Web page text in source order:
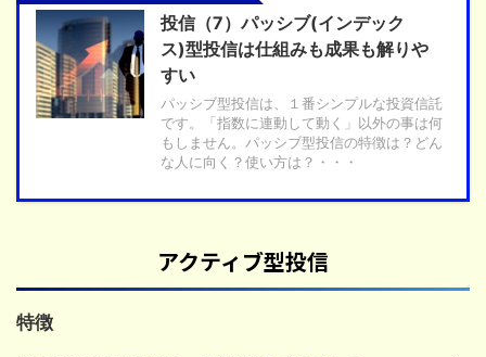
投信（7）パッシブ(インデック
ス)型投信は仕組みも成果も解りや
すい
パッシブ型投信は、１番シンプルな投資信託
です。「指数に連動して動く」以外の事は何
もしません。パッシブ型投信の特徴は？どん
な人に向く？使い方は？・・・
アクティブ型投信
特徴